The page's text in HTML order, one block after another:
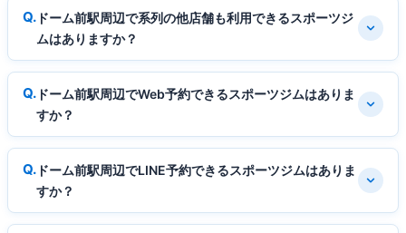
ドーム前駅周辺で系列の他店舗も利用できるスポーツジ
ムはありますか？
ドーム前駅周辺でWeb予約できるスポーツジムはありま
すか？
ドーム前駅周辺でLINE予約できるスポーツジムはありま
すか？